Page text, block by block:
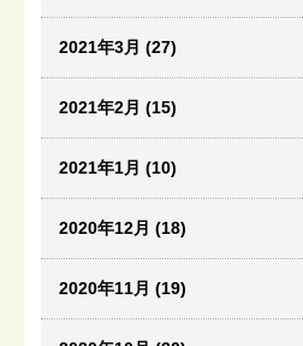
2021年3月 (27)
2021年2月 (15)
2021年1月 (10)
2020年12月 (18)
2020年11月 (19)